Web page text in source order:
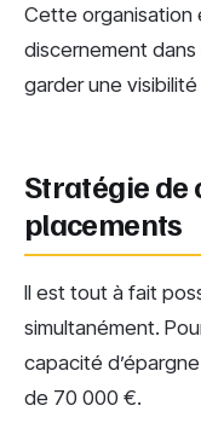
Cette organisation
discernement
garder une
Stratégie de
placements
Il est tout à fait
simultanément.
capacité
de 70 000 €.